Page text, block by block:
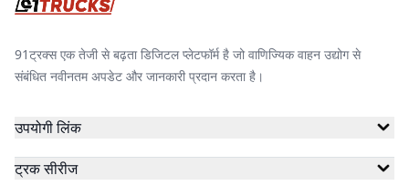
91ट्रक्स एक तेजी से बढ़ता डिजिटल प्लेटफॉर्म है जो वाणिज्यिक वाहन उद्योग से
संबंधित नवीनतम अपडेट और जानकारी प्रदान करता है।
उपयोगी लिंक
ट्रक सीरीज